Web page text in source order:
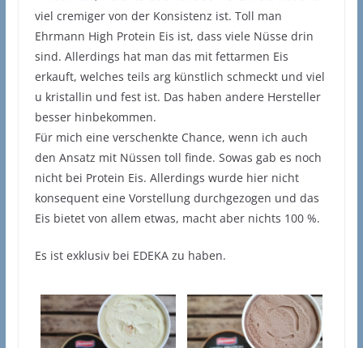
viel cremiger von der Konsistenz ist. Toll man
Ehrmann High Protein Eis ist, dass viele Nüsse drin
sind. Allerdings hat man das mit fettarmen Eis
erkauft, welches teils arg künstlich schmeckt und viel
u kristallin und fest ist. Das haben andere Hersteller
besser hinbekommen.
Für mich eine verschenkte Chance, wenn ich auch
den Ansatz mit Nüssen toll finde. Sowas gab es noch
nicht bei Protein Eis. Allerdings wurde hier nicht
konsequent eine Vorstellung durchgezogen und das
Eis bietet von allem etwas, macht aber nichts 100 %.
Es ist exklusiv bei EDEKA zu haben.